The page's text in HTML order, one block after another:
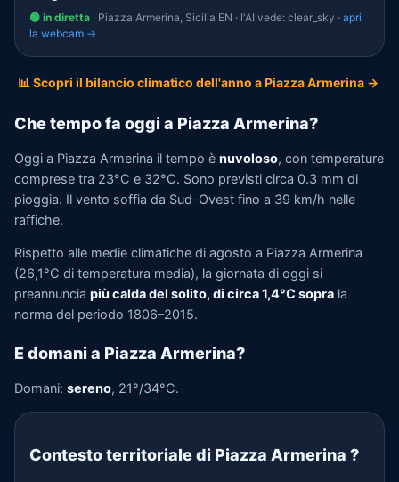
🟢 in diretta · Piazza Armerina, Sicilia EN · l'AI vede: clear_sky · apri
la webcam →
📊 Scopri il bilancio climatico dell'anno a Piazza Armerina →
Che tempo fa oggi a Piazza Armerina?
Oggi a Piazza Armerina il tempo è nuvoloso, con temperature
comprese tra 23°C e 32°C. Sono previsti circa 0.3 mm di
pioggia. Il vento soffia da Sud-Ovest fino a 39 km/h nelle
raffiche.
Rispetto alle medie climatiche di agosto a Piazza Armerina
(26,1°C di temperatura media), la giornata di oggi si
preannuncia più calda del solito, di circa 1,4°C sopra la
norma del periodo 1806–2015.
E domani a Piazza Armerina?
Domani: sereno, 21°/34°C.
Contesto territoriale di Piazza Armerina ?